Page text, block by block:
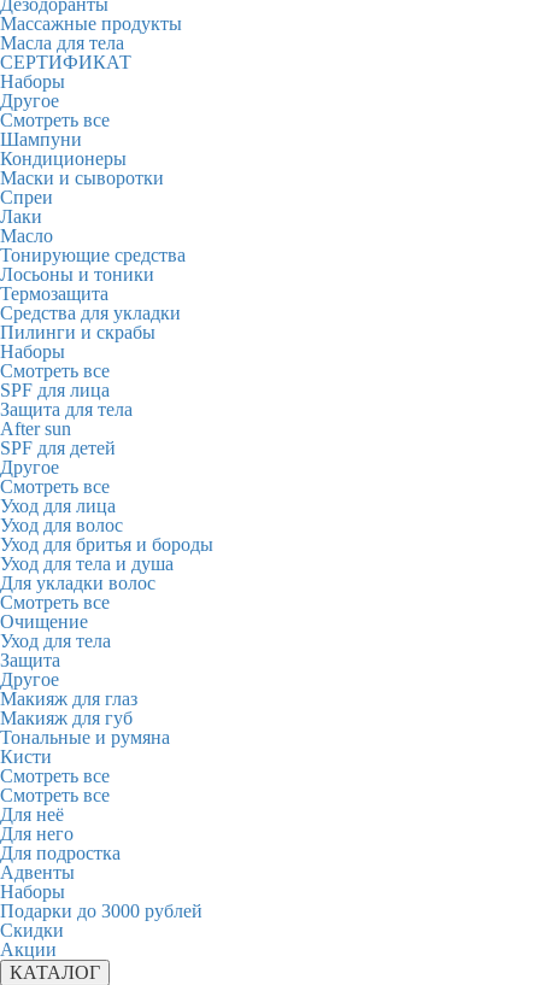
Дезодоранты
Массажные продукты
Масла для тела
СЕРТИФИКАТ
Наборы
Другое
Смотреть все
Шампуни
Кондиционеры
Маски и сыворотки
Спреи
Лаки
Масло
Тонирующие средства
Лосьоны и тоники
Термозащита
Средства для укладки
Пилинги и скрабы
Наборы
Смотреть все
SPF для лица
Защита для тела
After sun
SPF для детей
Другое
Смотреть все
Уход для лица
Уход для волос
Уход для бритья и бороды
Уход для тела и душа
Для укладки волос
Смотреть все
Очищение
Уход для тела
Защита
Другое
Макияж для глаз
Макияж для губ
Тональные и румяна
Кисти
Смотреть все
Смотреть все
Для неё
Для него
Для подростка
Адвенты
Наборы
Подарки до 3000 рублей
Скидки
Акции
КАТАЛОГ